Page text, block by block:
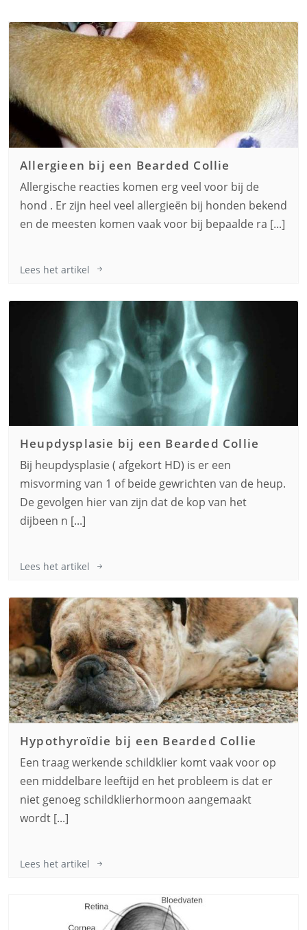
Allergieen bij een Bearded Collie
Allergische reacties komen erg veel voor bij de
hond . Er zijn heel veel allergieën bij honden bekend
en de meesten komen vaak voor bij bepaalde ra [...]
Lees het artikel
Heupdysplasie bij een Bearded Collie
Bij heupdysplasie ( afgekort HD) is er een
misvorming van 1 of beide gewrichten van de heup.
De gevolgen hier van zijn dat de kop van het
dijbeen n [...]
Lees het artikel
Hypothyroïdie bij een Bearded Collie
Een traag werkende schildklier komt vaak voor op
een middelbare leeftijd en het probleem is dat er
niet genoeg schildklierhormoon aangemaakt
wordt [...]
Lees het artikel